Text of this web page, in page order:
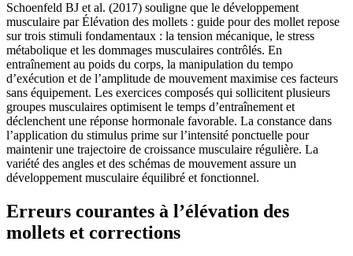
Schoenfeld BJ et al. (2017) souligne que le développement
musculaire par Élévation des mollets : guide pour des mollet repose
sur trois stimuli fondamentaux : la tension mécanique, le stress
métabolique et les dommages musculaires contrôlés. En
entraînement au poids du corps, la manipulation du tempo
d’exécution et de l’amplitude de mouvement maximise ces facteurs
sans équipement. Les exercices composés qui sollicitent plusieurs
groupes musculaires optimisent le temps d’entraînement et
déclenchent une réponse hormonale favorable. La constance dans
l’application du stimulus prime sur l’intensité ponctuelle pour
maintenir une trajectoire de croissance musculaire régulière. La
variété des angles et des schémas de mouvement assure un
développement musculaire équilibré et fonctionnel.
Erreurs courantes à l’élévation des
mollets et corrections